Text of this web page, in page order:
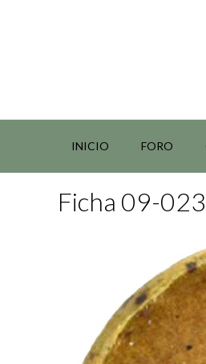
INICIO FORO
Ficha 09-